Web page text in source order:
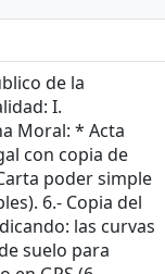
de la
I.
Moral: * Acta
con copia de
poder simple
6.- Copia del
las curvas
suelo para